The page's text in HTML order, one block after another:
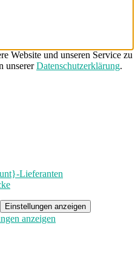
Website und unseren Service zu
unsererDatenschutzerklärung.
Lieferanten
Einstellungen anzeigen
anzeigen